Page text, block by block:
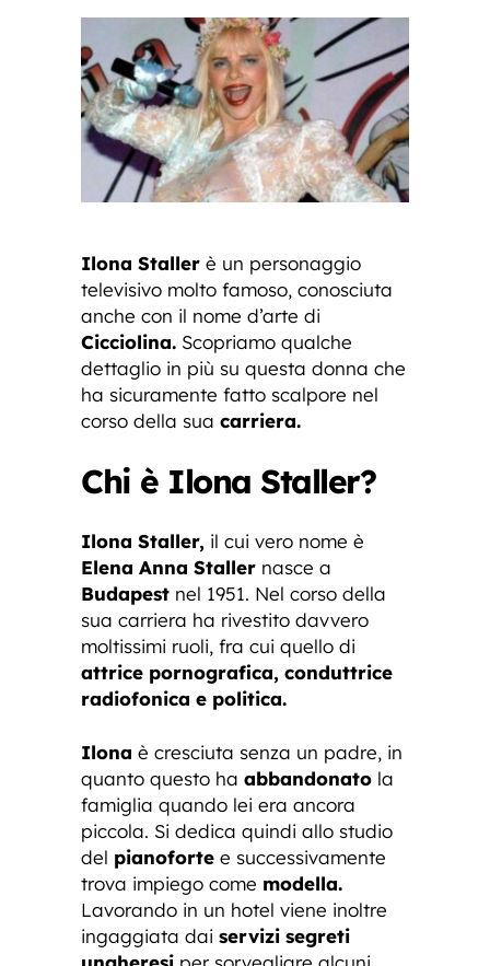
Ilona Staller è un personaggio
televisivo molto famoso, conosciuta
anche con il nome d’arte di
Cicciolina. Scopriamo qualche
dettaglio in più su questa donna che
ha sicuramente fatto scalpore nel
corso della sua carriera.
Chi è Ilona Staller?
Ilona Staller, il cui vero nome è
Elena Anna Staller nasce a
Budapest nel 1951. Nel corso della
sua carriera ha rivestito davvero
moltissimi ruoli, fra cui quello di
attrice pornografica, conduttrice
radiofonica e politica.
Ilona è cresciuta senza un padre, in
quanto questo ha abbandonato la
famiglia quando lei era ancora
piccola. Si dedica quindi allo studio
del pianoforte e successivamente
trova impiego come modella.
Lavorando in un hotel viene inoltre
ingaggiata dai servizi segreti